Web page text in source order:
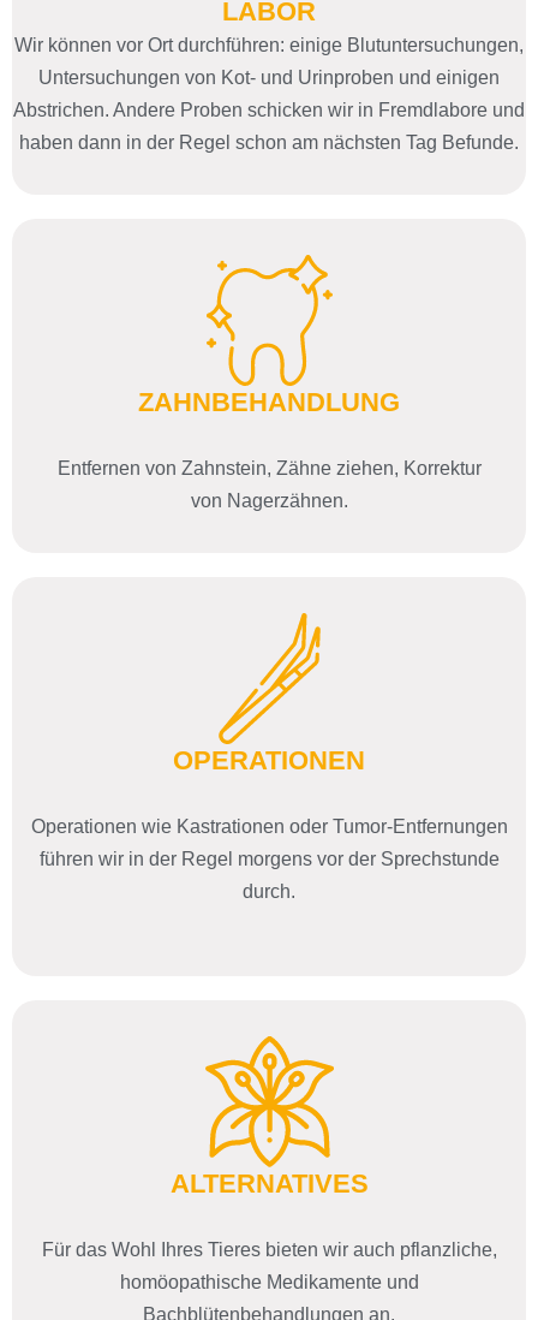
LABOR
Wir können vor Ort durchführen: einige Blutuntersuchungen,
Untersuchungen von Kot- und Urinproben und einigen
Abstrichen. Andere Proben schicken wir in Fremdlabore und
haben dann in der Regel schon am nächsten Tag Befunde.
ZAHNBEHANDLUNG
Entfernen von Zahnstein, Zähne ziehen, Korrektur
von Nagerzähnen.
OPERATIONEN
Operationen wie Kastrationen oder Tumor-Entfernungen
führen wir in der Regel morgens vor der Sprechstunde
durch.
ALTERNATIVES
Für das Wohl Ihres Tieres bieten wir auch pflanzliche,
homöopathische Medikamente und
Bachblütenbehandlungen an.